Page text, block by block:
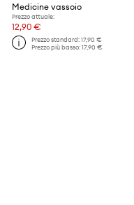
Medicine vassoio
Prezzo attuale:
12,90 €
Prezzo standard:17,90 €
Prezzo più basso:17,90 €